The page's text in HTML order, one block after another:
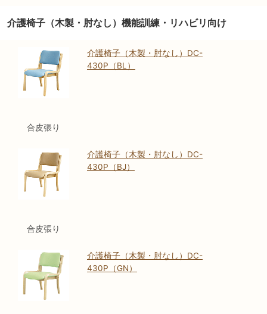
介護椅子（木製・肘なし）機能訓練・リハビリ向け
合皮張り
介護椅子（木製・肘なし）DC-
430P（BL）
合皮張り
介護椅子（木製・肘なし）DC-
430P（BJ）
介護椅子（木製・肘なし）DC-
430P（GN）